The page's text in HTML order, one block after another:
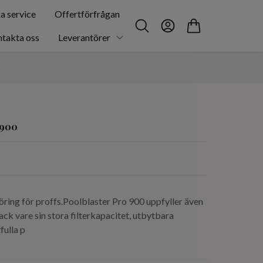
service Offertförfrågan
oss Leverantörer
för proffs.Poolblaster Pro 900 uppfyller även
vare sin stora filterkapacitet, utbytbara
p